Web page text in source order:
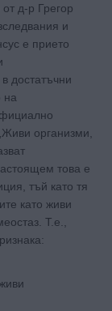
д-р Грегор
и
е прието
достатъчни
на
организми,
това е
тъй като тя
като живи
Т.е.,